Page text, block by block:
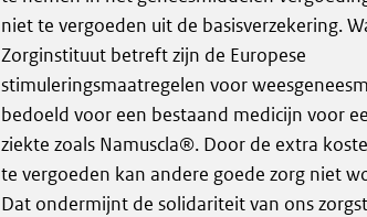
niet te vergoeden uit de basisverzekering.
Zorginstituut betreft zijn de Europese
stimuleringsmaatregelen voor
bedoeld voor een bestaand medicijn voor
ziekte zoals Namuscla®. Door de extra
te vergoeden kan andere goede zorg niet
Dat ondermijnt de solidariteit van ons